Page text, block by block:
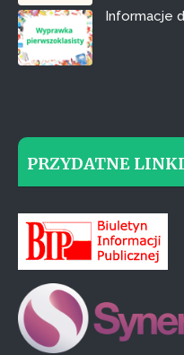
Informacje
PRZYDATNE LINKI